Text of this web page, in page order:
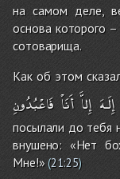
на самом деле,
основа которого
сотоварища.
Как об этом
إِلَـهَ إِلاَّ أَنَاْ فَاعْبُدُونِ
посылали до тебя
внушено: «Нет
Мне!»(21:25)